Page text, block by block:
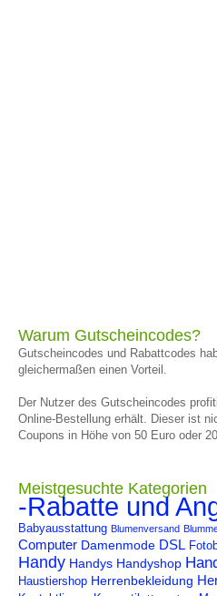
Warum Gutscheincodes?
Gutscheincodes und Rabattcodes
gleichermaßen einen Vorteil.
Der Nutzer des Gutscheincodes
Online-Bestellung erhält. Dieser ist
Coupons in Höhe von 50 Euro oder
Meistgesuchte Kategorien
-Rabatte und
Babyausstattung Blumenversand
Computer Damenmode DSL
Handy Handys Handyshop
Haustiershop Herrenbekleidung